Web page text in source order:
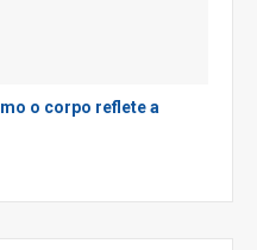
o corpo reflete a